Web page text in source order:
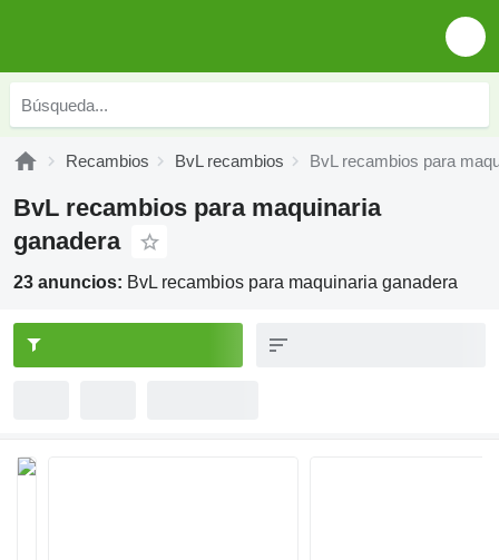
Recambios BvL recambios BvL recambios para
BvL recambios para maquinaria
ganadera
23 anuncios: BvL recambios para maquinaria ganadera